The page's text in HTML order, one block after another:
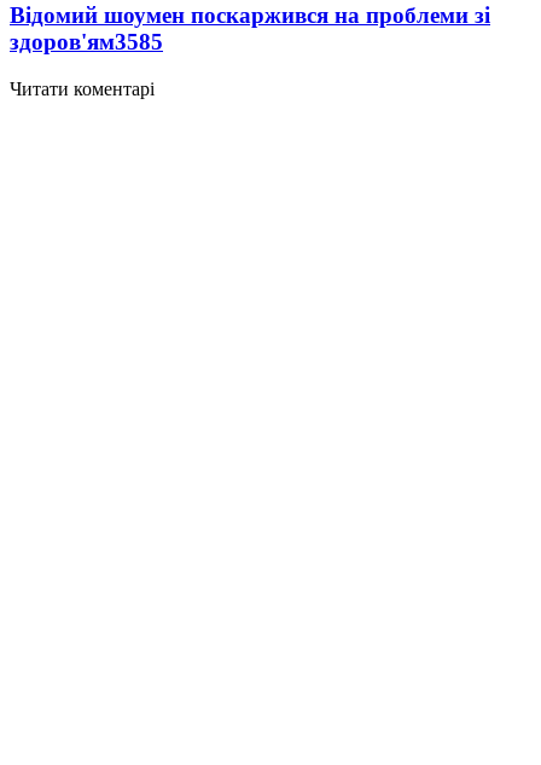
Відомий шоумен поскаржився на проблеми зі
здоров'ям3585
Читати коментарі